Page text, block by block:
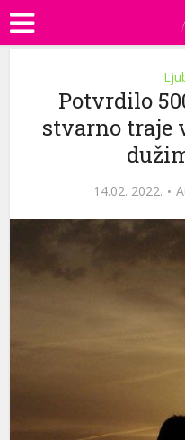
Potvrdilo
stvarno traje
14.02. 2022.